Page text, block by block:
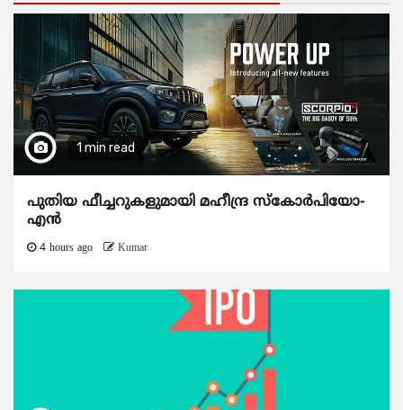
1 min read
പുതിയ ഫീച്ചറുകളുമായി മഹീന്ദ്ര സ്കോർപിയോ-
എൻ
4 hours ago Kumar